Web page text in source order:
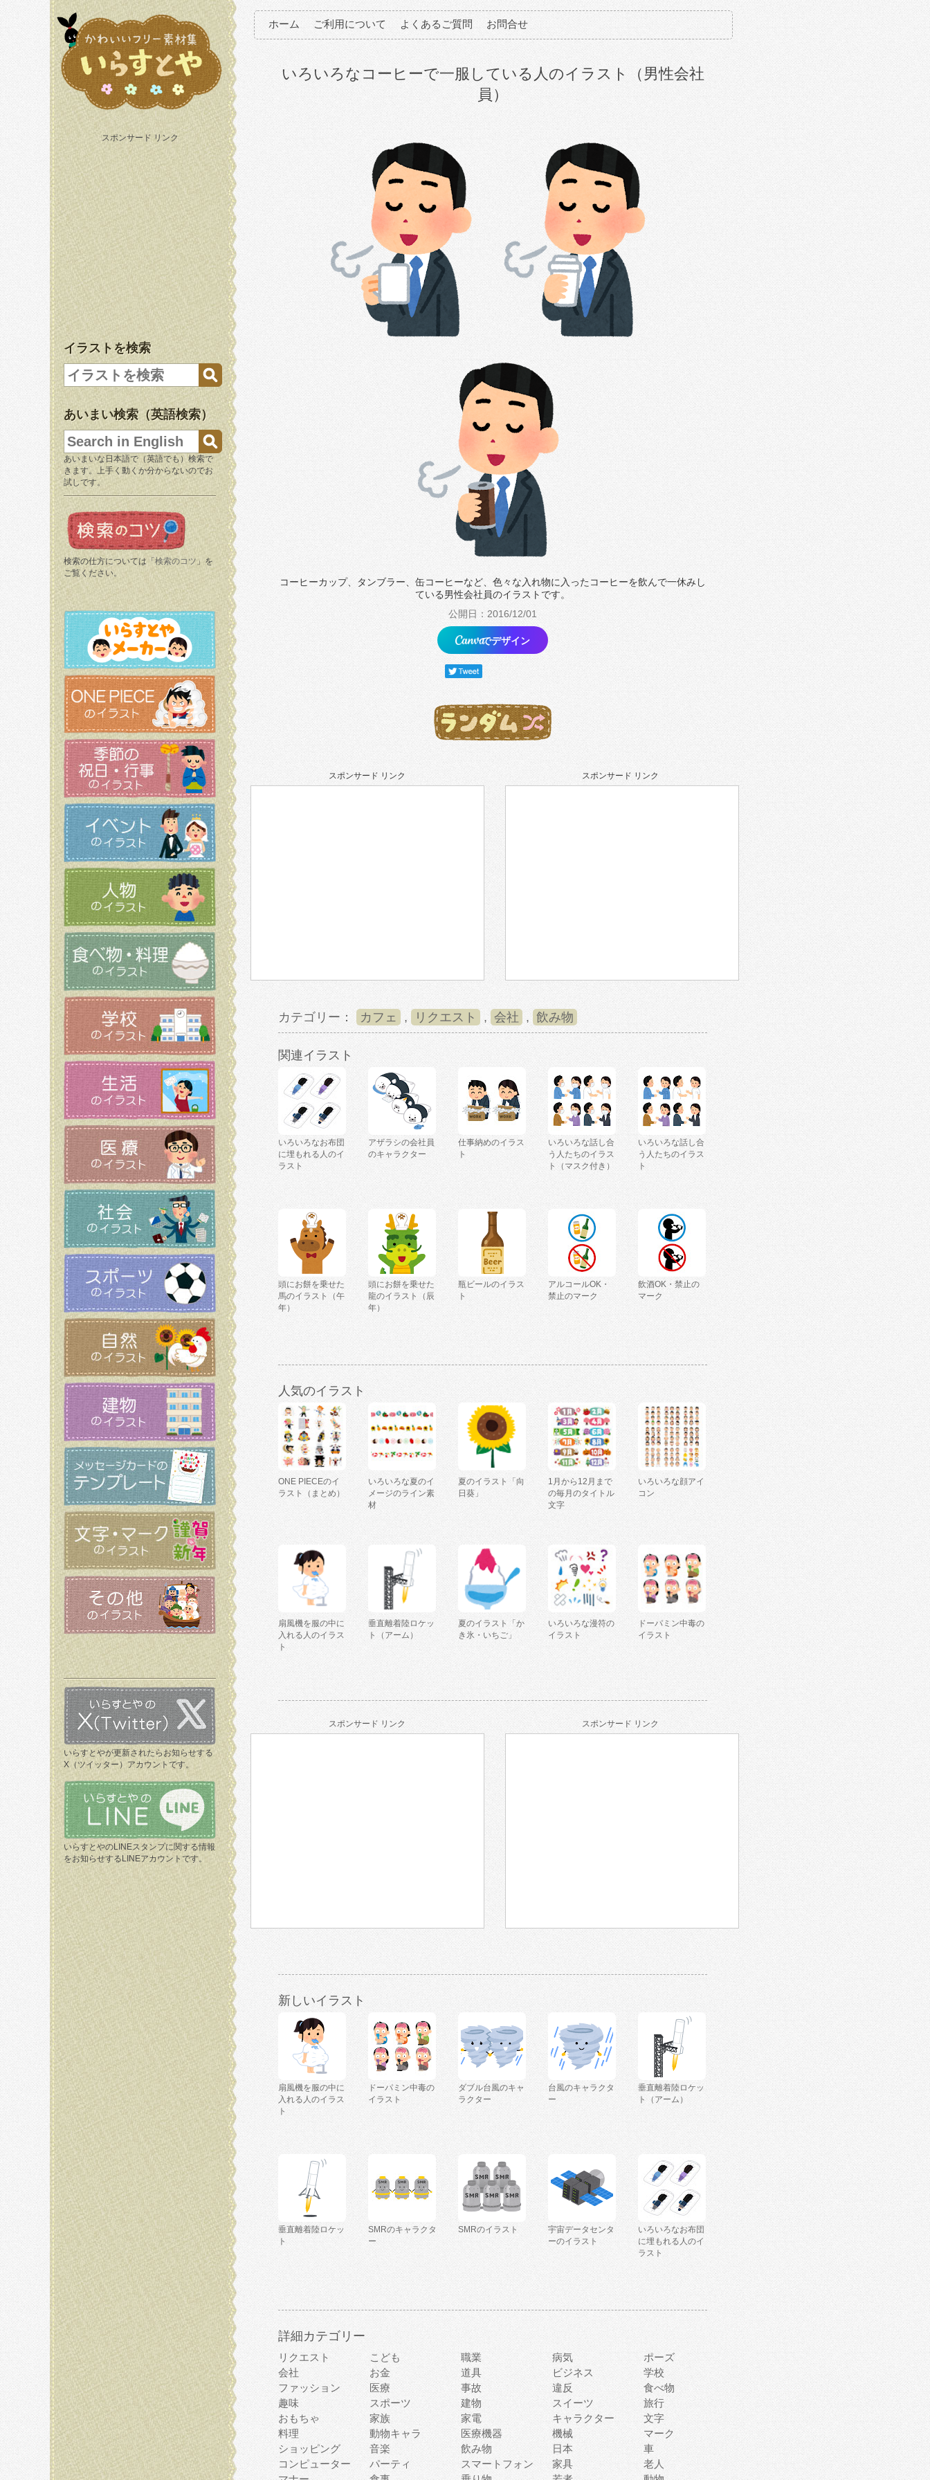
スポンサード リンク
イラストを検索
あいまい検索（英語検索）
あいまいな日本語で（英語でも）検索で
きます。上手く動くか分からないのでお
試しです。
検索の仕方については「 検索のコツ 」を
ご覧ください。
いらすとやが更新されたらお知らせする
X（ツイッター）アカウントです。
いらすとやのLINEスタンプに関する情報
をお知らせするLINEアカウントです。
ホーム ご利用について よくあるご質問 お問合せ
いろいろなコーヒーで一服している人のイラスト（男性会社
員）
コーヒーカップ、タンブラー、缶コーヒーなど、色々な入れ物に入ったコーヒーを飲んで一休みし
ている男性会社員のイラストです。
公開日：2016/12/01
でデザイン
スポンサード リンク スポンサード リンク
カテゴリー： カフェ , リクエスト , 会社 , 飲み物
関連イラスト
いろいろなお布団
に埋もれる人のイ
ラスト
アザラシの会社員
のキャラクター
仕事納めのイラス
ト
いろいろな話し合
う人たちのイラス
ト（マスク付き）
いろいろな話し合
う人たちのイラス
ト
頭にお餅を乗せた
馬のイラスト（午
年）
頭にお餅を乗せた
龍のイラスト（辰
年）
瓶ビールのイラス
ト
アルコールOK・
禁止のマーク
飲酒OK・禁止の
マーク
人気のイラスト
ONE PIECEのイ
ラスト（まとめ）
いろいろな夏のイ
メージのライン素
材
夏のイラスト「向
日葵」
1月から12月まで
の毎月のタイトル
文字
いろいろな顔アイ
コン
扇風機を服の中に
入れる人のイラス
ト
垂直離着陸ロケッ
ト（アーム）
夏のイラスト「か
き氷・いちご」
いろいろな漫符の
イラスト
ドーパミン中毒の
イラスト
スポンサード リンク スポンサード リンク
新しいイラスト
扇風機を服の中に
入れる人のイラス
ト
ドーパミン中毒の
イラスト
ダブル台風のキャ
ラクター
台風のキャラクタ
ー
垂直離着陸ロケッ
ト（アーム）
垂直離着陸ロケッ
ト
SMRのキャラクタ
ー
SMRのイラスト
宇宙データセンタ
ーのイラスト
いろいろなお布団
に埋もれる人のイ
ラスト
詳細カテゴリー
リクエスト こども 職業 病気
ポーズ
会社
お金 道具 ビジネス
学校
ファッション
医療 事故 違反
食べ物
趣味
スポーツ 建物 スイーツ
旅行
おもちゃ
家族 家電 キャラクター
文字
料理
動物キャラ 医療機器 機械
マーク
ショッピング
音楽 飲み物 日本
車
コンピューター
パーティ スマートフォン 家具
老人